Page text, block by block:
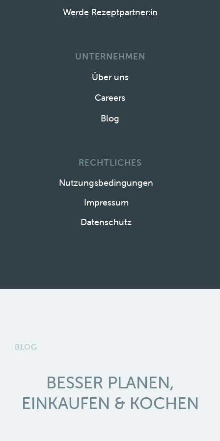
Werde Rezeptpartner:in
UNTERNEHMEN
Über uns
Careers
Blog
RECHTLICHES
Nutzungsbedingungen
Impressum
Datenschutz
BLOG
BESSER PLANEN,
EINKAUFEN & KOCHEN